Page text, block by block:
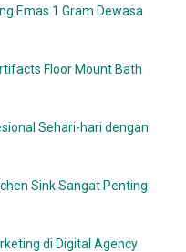
Emas 1 Gram Dewasa
Floor Mount Bath
Sehari-hari dengan
Sink Sangat Penting
di Digital Agency